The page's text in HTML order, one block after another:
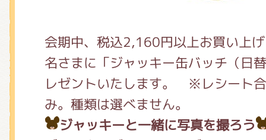
会期中、税込2,160円以上お買い上
名さまに「ジャッキー缶バッチ（日
レゼントいたします。 ※レシート
み。種類は選べません。
ジャッキーと一緒に写真を撮ろう